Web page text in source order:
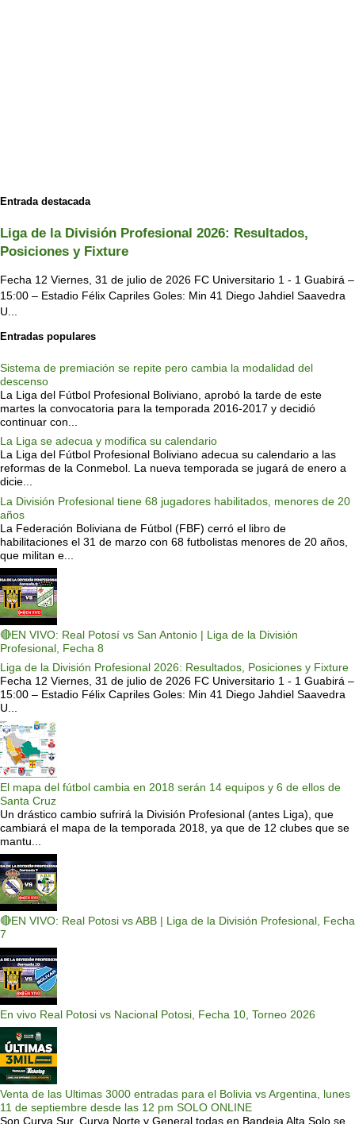
Entrada destacada
Liga de la División Profesional 2026: Resultados,
Posiciones y Fixture
Fecha 12 Viernes, 31 de julio de 2026 FC Universitario 1 - 1 Guabirá –
15:00 – Estadio Félix Capriles Goles: Min 41 Diego Jahdiel Saavedra
U...
Entradas populares
Sistema de premiación se repite pero cambia la modalidad del
descenso
La Liga del Fútbol Profesional Boliviano, aprobó la tarde de este
martes la convocatoria para la temporada 2016-2017 y decidió
continuar con...
La Liga se adecua y modifica su calendario
La Liga del Fútbol Profesional Boliviano adecua su calendario a las
reformas de la Conmebol. La nueva temporada se jugará de enero a
dicie...
La División Profesional tiene 68 jugadores habilitados, menores de 20
años
La Federación Boliviana de Fútbol (FBF) cerró el libro de
habilitaciones el 31 de marzo con 68 futbolistas menores de 20 años,
que militan e...
🔴EN VIVO: Real Potosí vs San Antonio | Liga de la División
Profesional, Fecha 8
Liga de la División Profesional 2026: Resultados, Posiciones y Fixture
Fecha 12 Viernes, 31 de julio de 2026 FC Universitario 1 - 1 Guabirá –
15:00 – Estadio Félix Capriles Goles: Min 41 Diego Jahdiel Saavedra
U...
El mapa del fútbol cambia en 2018 serán 14 equipos y 6 de ellos de
Santa Cruz
Un drástico cambio sufrirá la División Profesional (antes Liga), que
cambiará el mapa de la temporada 2018, ya que de 12 clubes que se
mantu...
🔴EN VIVO: Real Potosi vs ABB | Liga de la División Profesional, Fecha
7
En vivo Real Potosi vs Nacional Potosi, Fecha 10, Torneo 2026
Venta de las Ultimas 3000 entradas para el Bolivia vs Argentina, lunes
11 de septiembre desde las 12 pm SOLO ONLINE
Son Curva Sur, Curva Norte y General todas en Bandeja Alta Solo se